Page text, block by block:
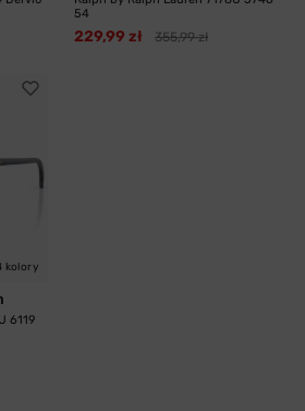
54
229,99 zł 355,99 zł
kolory
6119